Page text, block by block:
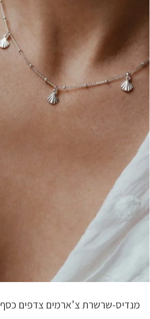
מנדיס-שרשרת צ’ארמים צדפים כסף 925